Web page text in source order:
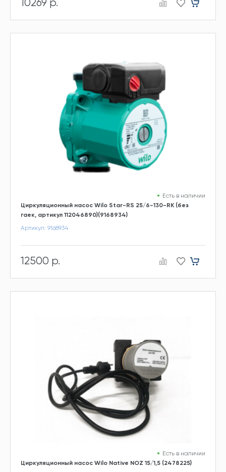
10269 р.
Есть в наличии
Циркуляционный насос Wilo Star-RS 25/6-130-RK (без
гаек, артикул 112046890)(9168934)
Артикул: 9168934
12500 р.
Есть в наличии
Циркуляционный насос Wilo Native NOZ 15/1,5 (2478225)